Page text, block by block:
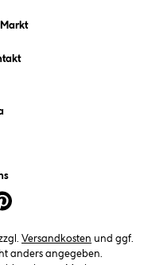
Versandkosten und ggf.
anders angegeben.